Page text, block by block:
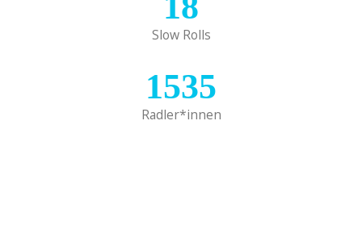
Slow Rolls
1535
Radler*innen